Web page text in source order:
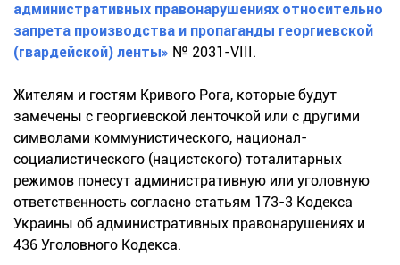
административных правонарушениях относительно
запрета производства и пропаганды георгиевской
(гвардейской) ленты» № 2031-VIII.
Жителям и гостям Кривого Рога, которые будут
замечены с георгиевской ленточкой или с другими
символами коммунистического, национал-
социалистического (нацистского) тоталитарных
режимов понесут административную или уголовную
ответственность согласно статьям 173-3 Кодекса
Украины об административных правонарушениях и
436 Уголовного Кодекса.